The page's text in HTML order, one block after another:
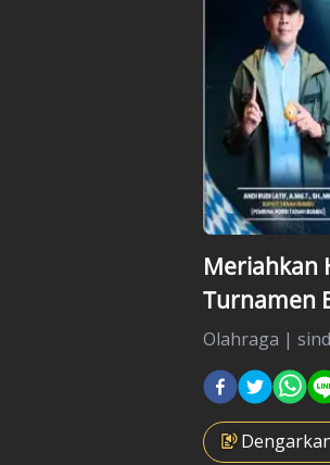
Meriahkan
Turnamen
Olahraga |